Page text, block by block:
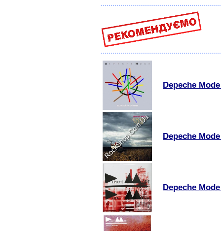
Depeche
Depeche
Depeche